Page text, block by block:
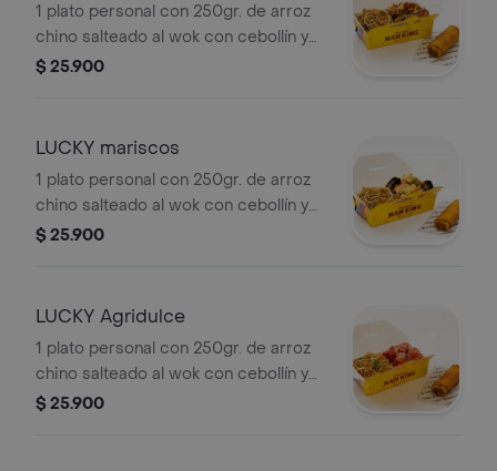
1 plato personal con 250gr. de arroz
chino salteado al wok con cebollín y
raíces, acompañado de un exquisito
vegetal.
$ 25.900
LUCKY mariscos
1 plato personal con 250gr. de arroz
chino salteado al wok con cebollín y
raíces, acompañado de deliciosos
$ 25.900
LUCKY Agridulce
1 plato personal con 250gr. de arroz
chino salteado al wok con cebollín y
raíces, acompañado de un exquisito
$ 25.900